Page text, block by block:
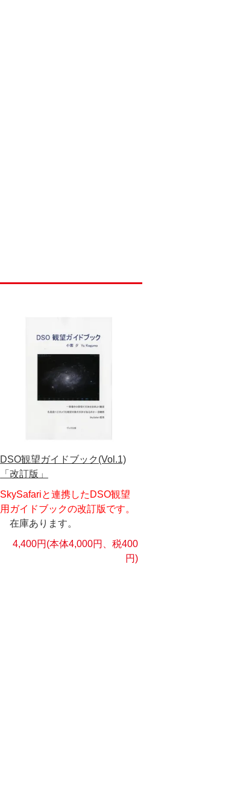
DSO観望ガイドブック(Vol.1)
「改訂版」
SkySafariと連携したDSO観望
用ガイドブックの改訂版です。
在庫あります。
4,400円(本体4,000円、税400
円)